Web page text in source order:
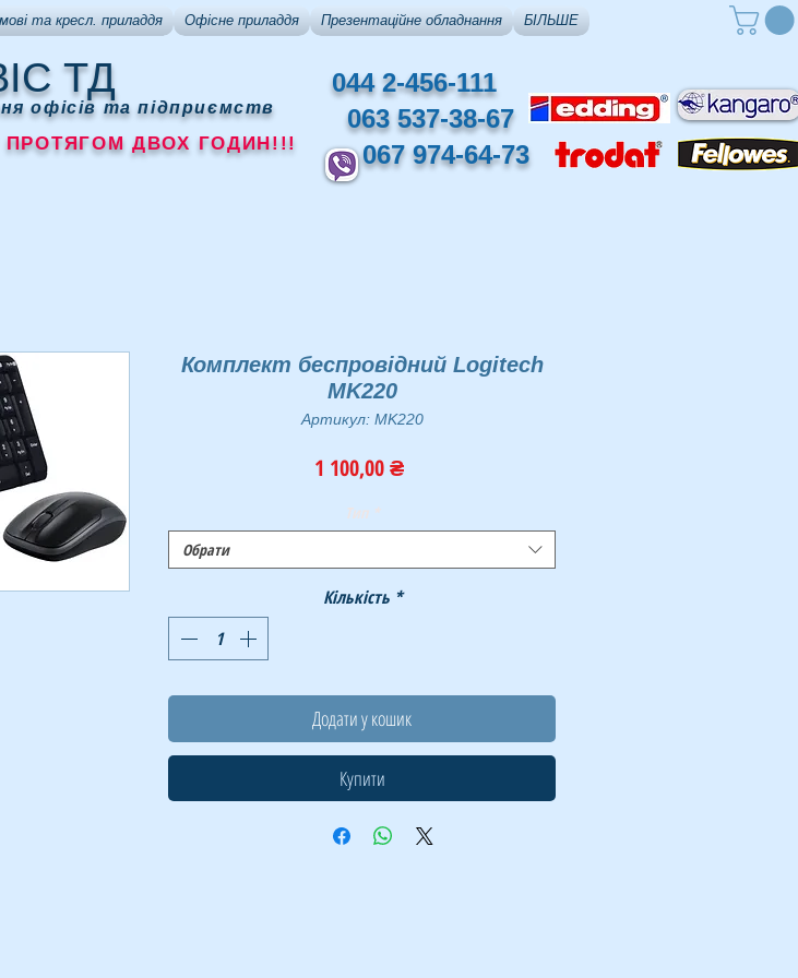
та кресл. приладдя Офісне приладдя Презентаційне обладнання БІЛЬШЕ
ТД
офісів та підприємств
ДВОХ ГОДИН!!!
044 2-456-111
063 537-38-67
067 974-64-73
Комплект беспровідний Logitech
MK220
Артикул: MK220
1 100,00 ₴Ціна
Тип *
Обрати
Кількість *
Додати у кошик
Купити